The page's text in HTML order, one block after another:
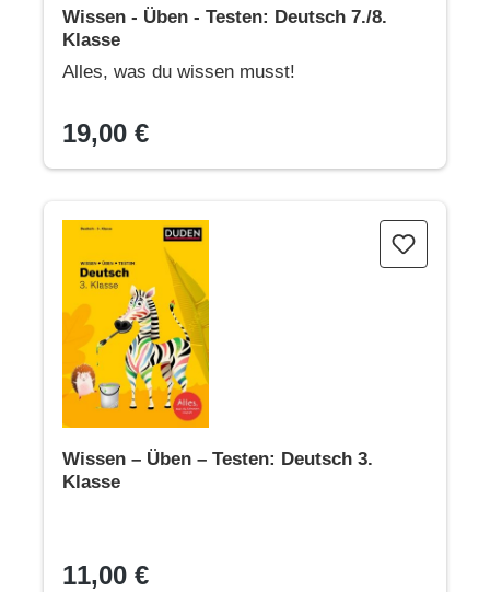
Wissen - Üben - Testen: Deutsch 7./8.
Klasse
Alles, was du wissen musst!
19,00 €
Wissen – Üben – Testen: Deutsch 3. Klasse
Wissen – Üben – Testen: Deutsch 3.
Klasse
11,00 €